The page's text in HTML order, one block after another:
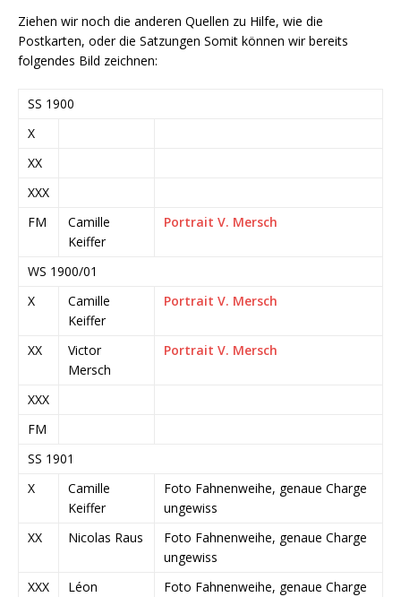
Ziehen wir noch die anderen Quellen zu Hilfe, wie die
Postkarten, oder die Satzungen Somit können wir bereits
folgendes Bild zeichnen:
SS 1900
X
XX
XXX
FM
Camille
Keiffer
Portrait V. Mersch
WS 1900/01
X
Camille
Keiffer
Portrait V. Mersch
XX
Victor
Mersch
Portrait V. Mersch
XXX
FM
SS 1901
X
Camille
Keiffer
Foto Fahnenweihe, genaue Charge
ungewiss
XX
Nicolas Raus
Foto Fahnenweihe, genaue Charge
ungewiss
XXX
Léon
Foto Fahnenweihe, genaue Charge